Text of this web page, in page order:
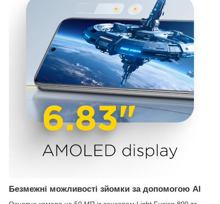
Безмежні можливості зйомки за допомогою AI